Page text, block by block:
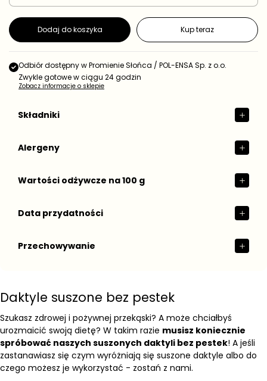
Dodaj do koszyka Kup teraz
Odbiór dostępny wPromienie Słońca / POL-ENSA Sp. z o.o.
Zwykle gotowe w ciągu 24 godzin
Zobacz informacje o sklepie
Składniki
Alergeny
Wartości odżywcze na 100 g
Data przydatności
Przechowywanie
Daktyle suszone bez pestek
Szukasz zdrowej i pożywnej przekąski? A może chciałbyś
urozmaicić swoją dietę? W takim razie musisz koniecznie
spróbować naszych suszonych daktyli bez pestek! A jeśli
zastanawiasz się czym wyróżniają się suszone daktyle albo do
czego możesz je wykorzystać - zostań z nami.